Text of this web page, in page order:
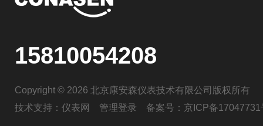
15810054208
Copyright © 2026 北京康安森仪表技术有限公司版权所有
技术支持： 仪表网 管理登录 备案号： 京ICP备17047731